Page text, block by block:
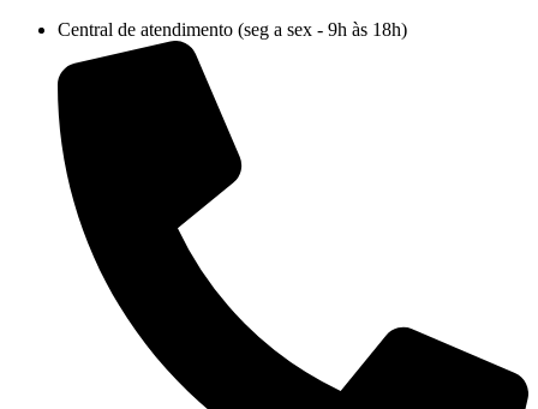
conteúdo
Central de atendimento (seg a sex - 9h às 18h)